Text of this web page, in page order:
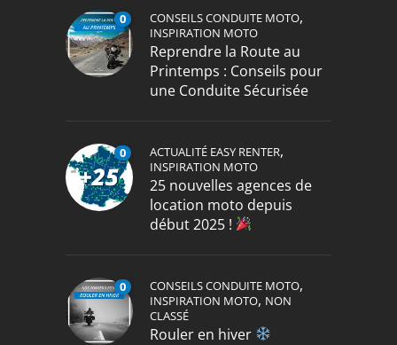
0 CONSEILS CONDUITE MOTO,
INSPIRATION MOTO
Reprendre la Route au
Printemps : Conseils pour
une Conduite Sécurisée
0 ACTUALITÉ EASY RENTER,
INSPIRATION MOTO
25 nouvelles agences de
location moto depuis
début 2025 !
0 CONSEILS CONDUITE MOTO,
INSPIRATION MOTO, NON
CLASSÉ
Rouler en hiver